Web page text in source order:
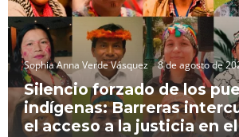
Sophia Anna Verde Vásquez 8 de agosto de
Silencio forzado de los
indígenas: Barreras
el acceso a la justicia en